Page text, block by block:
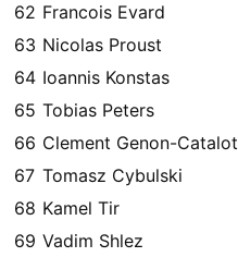
62 Francois Evard
63 Nicolas Proust
64 Ioannis Konstas
65 Tobias Peters
66 Clement Genon-Catalot
67 Tomasz Cybulski
68 Kamel Tir
69 Vadim Shlez